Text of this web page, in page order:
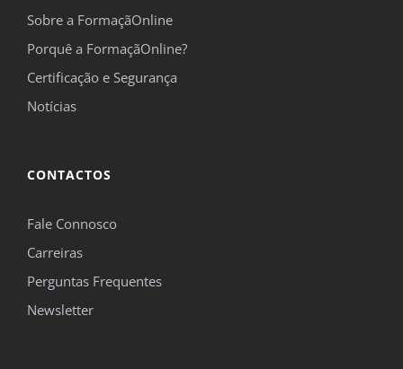
Sobre a FormaçãOnline
Porquê a FormaçãOnline?
Certificação e Segurança
Notícias
CONTACTOS
Fale Connosco
Carreiras
Perguntas Frequentes
Newsletter